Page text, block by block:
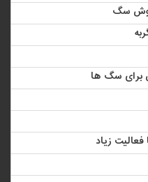
سگ
برای سگ ها
زیاد